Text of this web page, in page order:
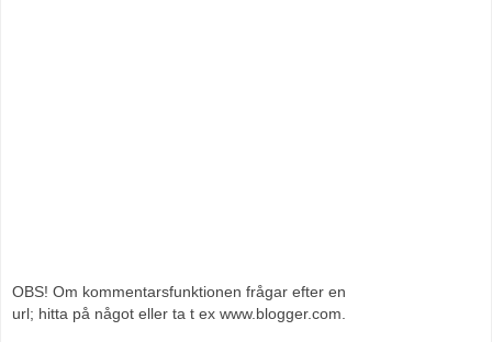
OBS! Om kommentarsfunktionen frågar efter en
url; hitta på något eller ta t ex www.blogger.com.